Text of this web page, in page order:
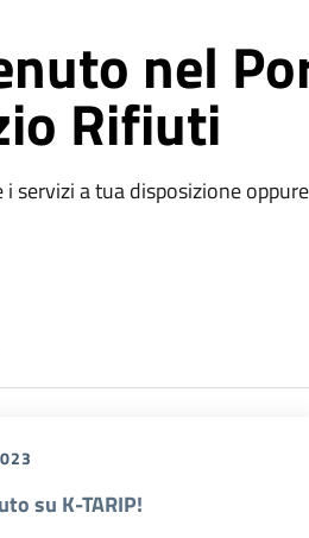
nel
Rifiuti
servizi a tua disposizione
su K-TARIP!